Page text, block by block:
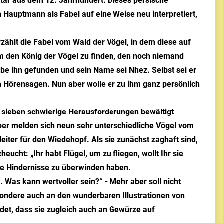
als Fabel auf eine Weise neu interpretiert,
die Fabel vom Wald der Vögel, in dem diese auf
König der Vögel zu finden, den noch niemand
ihn gefunden und sein Name sei Nhez. Selbst sei er
Nun aber wolle er zu ihm ganz persönlich
schwierige Herausforderungen bewältigt
melden sich neun sehr unterschiedliche Vögel vom
für den Wiedehopf. Als sie zunächst zaghaft sind,
„Ihr habt Flügel, um zu fliegen, wollt Ihr sie
Hindernisse zu überwinden haben.
kann wertvoller sein?“ - Mehr aber soll nicht
auch an den wunderbaren Illustrationen von
dass sie zugleich auch an Gewürze auf